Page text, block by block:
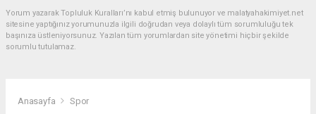
Yorum yazarak Topluluk Kuralları’nı kabul etmiş bulunuyor ve malatyahakimiyet.net
sitesine yaptığınız yorumunuzla ilgili doğrudan veya dolaylı tüm sorumluluğu tek
başınıza üstleniyorsunuz. Yazılan tüm yorumlardan site yönetimi hiçbir şekilde
sorumlu tutulamaz.
Anasayfa Spor